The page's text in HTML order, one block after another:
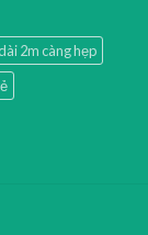
2m càng hẹp